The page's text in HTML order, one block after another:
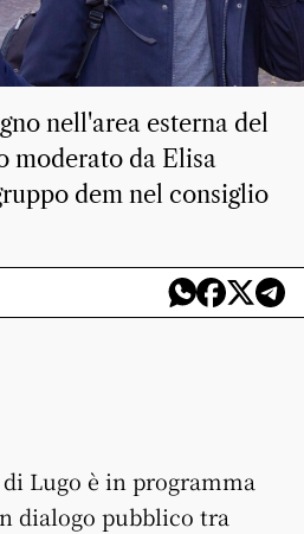
nell'area esterna del
moderato da Elisa
dem nel consiglio
Lugo è in programma
dialogo pubblico tra